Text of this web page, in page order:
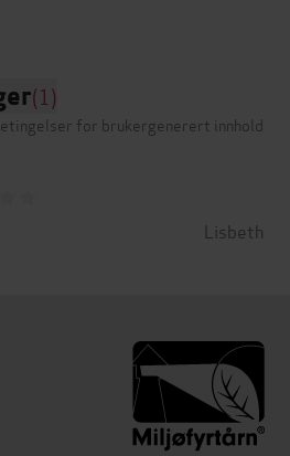
(1)
for brukergenerert innhold
Lisbeth